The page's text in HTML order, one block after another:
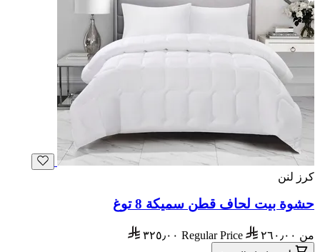
كرز لنن
حشوة بيت لحاف قطن سميكة 8 توغ
من ٢٦٠٫٠٠ Regular Price ٣٢٥٫٠٠